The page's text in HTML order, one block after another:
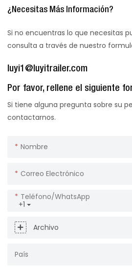
¿Necesitas Más Información?
Si no encuentras lo que necesitas
consulta a través de nuestro
luyi1@luyitrailer.com
Por favor, rellene el siguiente
Si tiene alguna pregunta sobre su
contactarnos.
Nombre
Correo Electrónico
+1
Teléfono/WhatsApp
Archivo
País